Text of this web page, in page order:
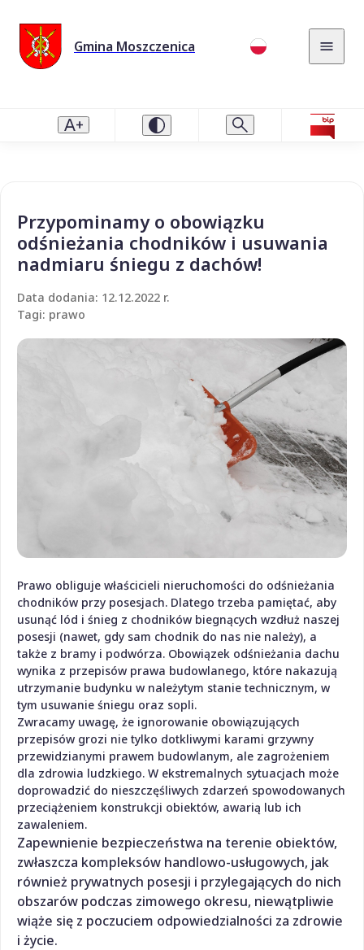
Gmina Moszczenica
Przypominamy o obowiązku
odśnieżania chodników i usuwania
nadmiaru śniegu z dachów!
Data dodania: 12.12.2022 r.
Tagi: prawo
Prawo obliguje właścicieli nieruchomości do odśnieżania
chodników przy posesjach. Dlatego trzeba pamiętać, aby
usunąć lód i śnieg z chodników biegnących wzdłuż naszej
posesji (nawet, gdy sam chodnik do nas nie należy), a
także z bramy i podwórza. Obowiązek odśnieżania dachu
wynika z przepisów prawa budowlanego, które nakazują
utrzymanie budynku w należytym stanie technicznym, w
tym usuwanie śniegu oraz sopli.
Zwracamy uwagę, że ignorowanie obowiązujących
przepisów grozi nie tylko dotkliwymi karami grzywny
przewidzianymi prawem budowlanym, ale zagrożeniem
dla zdrowia ludzkiego. W ekstremalnych sytuacjach może
doprowadzić do nieszczęśliwych zdarzeń spowodowanych
przeciążeniem konstrukcji obiektów, awarią lub ich
zawaleniem.
Zapewnienie bezpieczeństwa na terenie obiektów,
zwłaszcza kompleksów handlowo-usługowych, jak
również prywatnych posesji i przylegających do nich
obszarów podczas zimowego okresu, niewątpliwie
wiąże się z poczuciem odpowiedzialności za zdrowie
i życie.